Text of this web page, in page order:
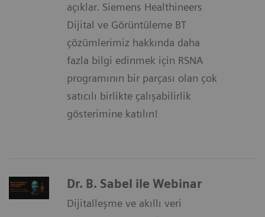
açıklar. Siemens Healthineers
Dijital ve Görüntüleme BT
çözümlerimiz hakkında daha
fazla bilgi edinmek için RSNA
programının bir parçası olan çok
satıcılı birlikte çalışabilirlik
gösterimine katılın!
Dr. B. Sabel ile Webinar
Dijitalleşme ve akıllı veri